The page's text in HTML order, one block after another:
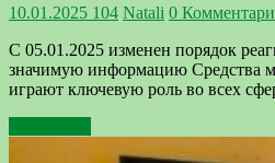
10.01.2025 104 Natali 0
С 05.01.2025 изменен порядок
значимую информацию Средства
играют ключевую роль во всех